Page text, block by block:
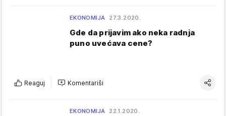
EKONOMIJA 27.3.2020.
Gde da prijavim ako neka radnja
puno uvećava cene?
Reaguj Komentariši
EKONOMIJA 22.1.2020.